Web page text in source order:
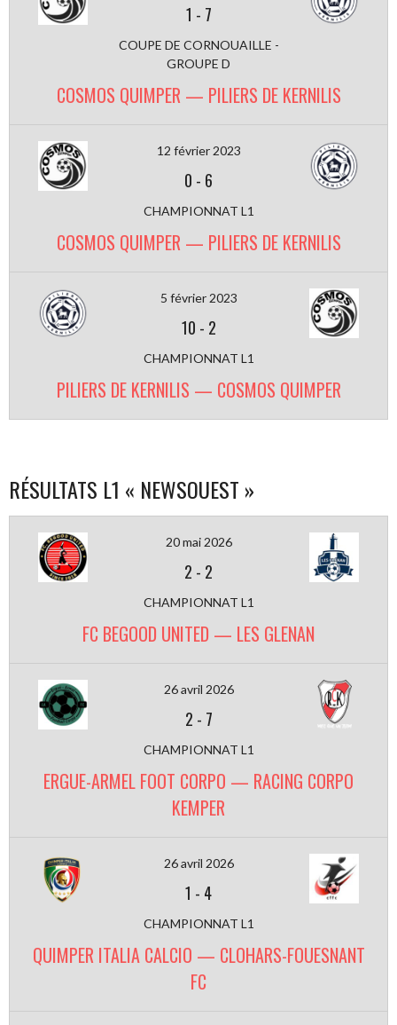
1 - 7
COUPE DE CORNOUAILLE -
GROUPE D
COSMOS QUIMPER — PILIERS DE KERNILIS
12 février 2023
0 - 6
CHAMPIONNAT L1
COSMOS QUIMPER — PILIERS DE KERNILIS
5 février 2023
10 - 2
CHAMPIONNAT L1
PILIERS DE KERNILIS — COSMOS QUIMPER
RÉSULTATS L1 « NEWSOUEST »
20 mai 2026
2 - 2
CHAMPIONNAT L1
FC BEGOOD UNITED — LES GLENAN
26 avril 2026
2 - 7
CHAMPIONNAT L1
ERGUE-ARMEL FOOT CORPO — RACING CORPO
KEMPER
26 avril 2026
1 - 4
CHAMPIONNAT L1
QUIMPER ITALIA CALCIO — CLOHARS-FOUESNANT
FC